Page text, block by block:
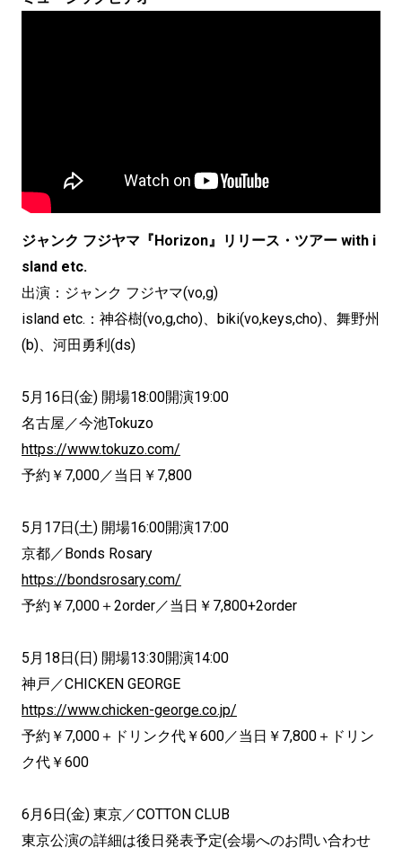
ジャンク フジヤマ『Horizon』リリース・ツアー with i
sland etc.
出演：ジャンク フジヤマ(vo,g)
island etc.：神谷樹(vo,g,cho)、biki(vo,keys,cho)、舞野州
(b)、河田勇利(ds)
5月16日(金) 開場18:00開演19:00
名古屋／今池Tokuzo
https://www.tokuzo.com/
予約￥7,000／当日￥7,800
5月17日(土) 開場16:00開演17:00
京都／Bonds Rosary
https://bondsrosary.com/
予約￥7,000＋2order／当日￥7,800+2order
5月18日(日) 開場13:30開演14:00
神戸／CHICKEN GEORGE
https://www.chicken-george.co.jp/
予約￥7,000＋ドリンク代￥600／当日￥7,800＋ドリン
ク代￥600
6月6日(金) 東京／COTTON CLUB
東京公演の詳細は後日発表予定(会場へのお問い合わせ